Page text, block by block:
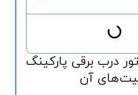
درب برقی پارکینگ
آن